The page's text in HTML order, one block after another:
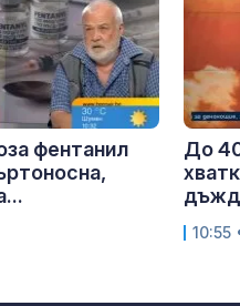
фентанил
До
дъжд
10:55